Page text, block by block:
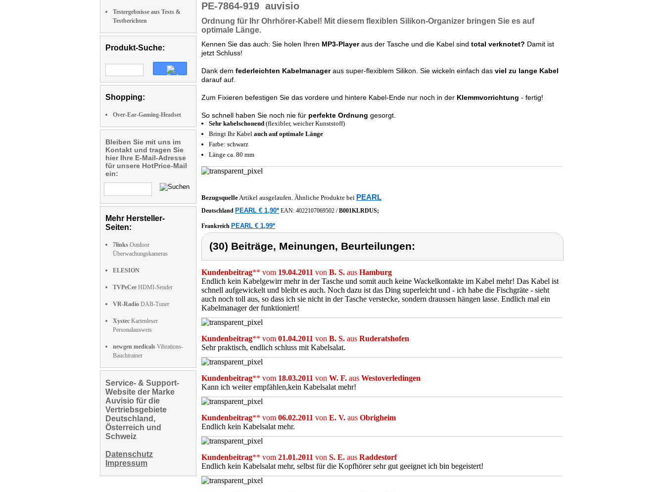
Testergebnisse aus Tests &
Testberichten
Produkt-Suche:
Shopping:
Over-Ear-Gaming-Headset
Bleiben Sie mit uns im
Kontakt und tragen Sie
hier Ihre E-Mail-Adresse
für unsere HotPrice-Mail
ein:
Mehr Hersteller-
Seiten:
7links Outdoor
Überwachungskameras
ELESION
TVPeCee HDMI-Sender
VR-Radio DAB-Tuner
Xystec Kartenleser
Personalausweis
newgen medicals Vibrations-
Bauchtrainer
Service- & Support-
Website der Marke
Auvisio für die
Vertriebsgebiete
Deutschland,
Österreich und
Schweiz
Datenschutz
Impressum
PE-7864-919 auvisio
Ordnung für Ihr Ohrhörer-Kabel! Mit diesem flexiblen Silikon-Organizer bringen Sie es auf
optimale Länge.
Kennen Sie das auch: Sie holen Ihren MP3-Playeraus der Tasche und die Kabel sind total verknotet? Damit ist
jetzt Schluss!
Dank dem federleichten Kabelmanageraus super-flexiblem Silikon. Sie wickeln einfach das viel zu lange Kabel
darauf auf.
Zum Fixieren befestigen Sie das vordere und hintere Kabel-Ende nur noch in der Klemmvorrichtung - fertig!
So schnell haben Sie noch nie für perfekte Ordnung gesorgt.
Sehr kabelschonend (flexibler, weicher Kunststoff)
Bringt Ihr Kabel auch auf optimale Länge
Farbe: schwarz
Länge ca. 80 mm
BezugsquelleArtikel ausgelaufen. Ähnliche Produkte bei PEARL
Deutschland PEARL € 1,90* EAN: 4022107069502 /B001KLRDUS;
Frankreich PEARL € 1,99*
(30) Beiträge, Meinungen, Beurteilungen:
Kundenbeitrag** vom 19.04.2011 von B. S. aus Hamburg
Endlich kein Kabelgewirr mehr in der Tasche und somit auch keine Wackelkontakte im Kabel mehr! Das Kabel ist
schnell aufgewickelt und bleibt es auch. Noch dazu ist das Ding superleicht und - ich habe die Fischgräte - sieht
auch noch toll aus, so dass ich sie nicht in der Tasche verstecke, sondern draussen hängen lasse. Endlich mal ein
Kabelmanager der funktioniert!
Kundenbeitrag** vom 01.04.2011 von B. S. aus Ruderatshofen
Sehr praktisch, endlich schluss mit Kabelsalat.
Kundenbeitrag** vom 18.03.2011 von W. F. aus Westoverledingen
Kann ich weiter empfählen,kein Kabelsalat mehr!
Kundenbeitrag** vom 06.02.2011 von E. V. aus Obrigheim
Endlich kein Kabelsalat mehr.
Kundenbeitrag** vom 21.01.2011 von S. E. aus Raddestorf
Endlich kein Kabelsalat mehr, selbst für die Kopfhörer sehr gut geeignet ich bin begeistert!